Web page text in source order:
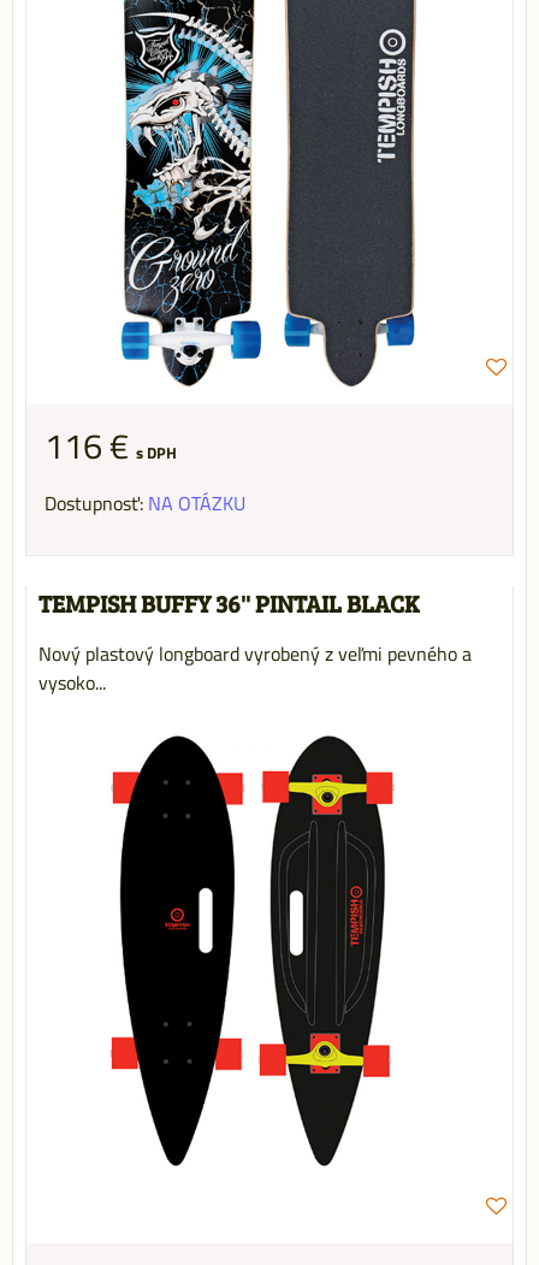
116 € s DPH
Dostupnosť: NA OTÁZKU
TEMPISH BUFFY 36'' PINTAIL BLACK
Nový plastový longboard vyrobený z veľmi pevného a
vysoko...